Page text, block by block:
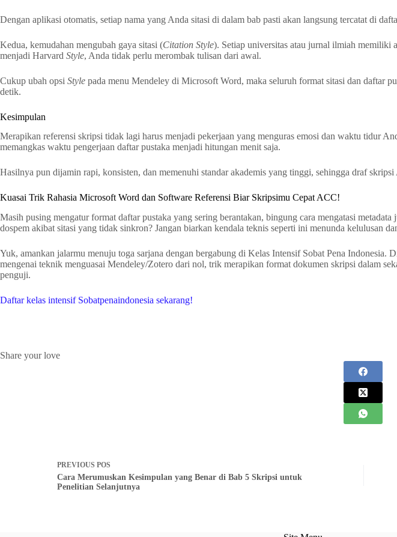
Dengan aplikasi otomatis, setiap nama yang Anda sitasi di dalam bab pasti akan langsung tercatat di
Kedua, kemudahan mengubah gaya sitasi (Citation Style). Setiap universitas atau jurnal ilmiah memiliki
menjadi Harvard Style, Anda tidak perlu merombak tulisan dari awal.
Cukup ubah opsi Style pada menu Mendeley di Microsoft Word, maka seluruh format sitasi dan daftar
detik.
Kesimpulan
Merapikan referensi skripsi tidak lagi harus menjadi pekerjaan yang menguras emosi dan waktu tidur
memangkas waktu pengerjaan daftar pustaka menjadi hitungan menit saja.
Hasilnya pun dijamin rapi, konsisten, dan memenuhi standar akademis yang tinggi, sehingga draf
Kuasai Trik Rahasia Microsoft Word dan Software Referensi Biar Skripsimu Cepat ACC!
Masih pusing mengatur format daftar pustaka yang sering berantakan, bingung cara mengatasi
dospem akibat sitasi yang tidak sinkron? Jangan biarkan kendala teknis seperti ini menunda kelulusan
Yuk, amankan jalarmu menuju toga sarjana dengan bergabung di Kelas Intensif Sobat Pena
mengenai teknik menguasai Mendeley/Zotero dari nol, trik merapikan format dokumen skripsi dalam
penguji.
Daftar kelas intensif Sobatpenaindonesia sekarang!
Share your love
PREVIOUS POS
Cara Merumuskan Kesimpulan yang Benar di Bab 5 Skripsi untuk
Penelitian Selanjutnya